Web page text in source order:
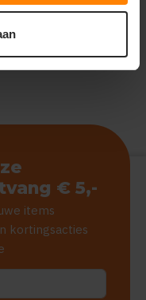
€ 5,-
items
kortingsacties